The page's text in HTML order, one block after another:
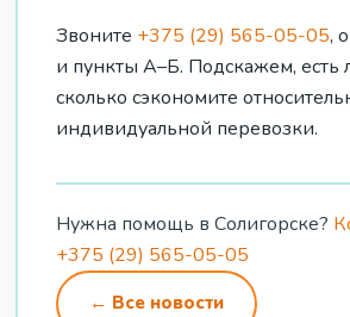
Звоните +375 (29) 565-05-05,
и пункты А–Б. Подскажем, есть
сколько сэкономите
индивидуальной перевозки.
Нужна помощь в Солигорске?
+375 (29) 565-05-05
← Все новости